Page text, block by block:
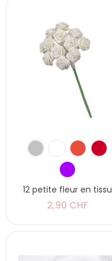
12 petite fleur en tissu
2,90 CHF